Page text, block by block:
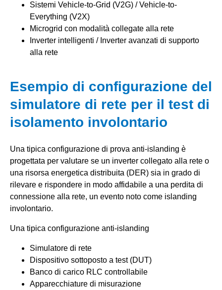
Sistemi Vehicle-to-Grid (V2G) / Vehicle-to-
Everything (V2X)
Microgrid con modalità collegate alla rete
Inverter intelligenti / Inverter avanzati di supporto
alla rete
Esempio di configurazione del
simulatore di rete per il test di
isolamento involontario
Una tipica configurazione di prova anti-islanding è
progettata per valutare se un inverter collegato alla rete o
una risorsa energetica distribuita (DER) sia in grado di
rilevare e rispondere in modo affidabile a una perdita di
connessione alla rete, un evento noto come islanding
involontario.
Una tipica configurazione anti-islanding
Simulatore di rete
Dispositivo sottoposto a test (DUT)
Banco di carico RLC controllabile
Apparecchiature di misurazione